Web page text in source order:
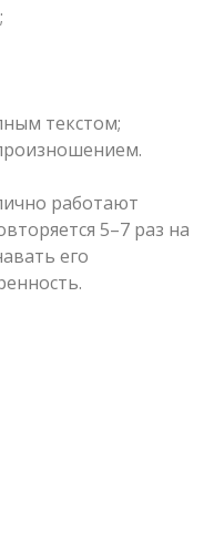
текстом;
работают
5–7 раз на
его